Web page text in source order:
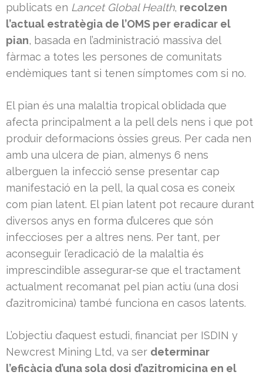
publicats en Lancet Global Health, recolzen
l’actual estratègia de l’OMS per eradicar el
pian, basada en l’administració massiva del
fàrmac a totes les persones de comunitats
endèmiques tant si tenen símptomes com si no.
El pian és una malaltia tropical oblidada que
afecta principalment a la pell dels nens i que pot
produir deformacions òssies greus. Per cada nen
amb una ulcera de pian, almenys 6 nens
alberguen la infecció sense presentar cap
manifestació en la pell, la qual cosa es coneix
com pian latent. El pian latent pot recaure durant
diversos anys en forma d’ulceres que són
infeccioses per a altres nens. Per tant, per
aconseguir l’eradicació de la malaltia és
imprescindible assegurar-se que el tractament
actualment recomanat pel pian actiu (una dosi
d’azitromicina) també funciona en casos latents.
L’objectiu d’aquest estudi, financiat per ISDIN y
Newcrest Mining Ltd, va ser determinar
l’eficàcia d’una sola dosi d’azitromicina en el